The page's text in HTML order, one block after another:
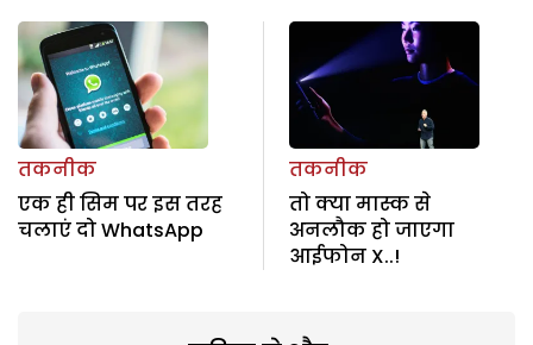
तकनीक
एक ही सिम पर इस तरह
चलाएं दो WhatsApp
तकनीक
तो क्या मास्क से
अनलौक हो जाएगा
आईफोन X..!